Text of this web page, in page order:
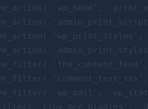
'wp_head',
'wp_mail',
'tiny_mce_plugins',